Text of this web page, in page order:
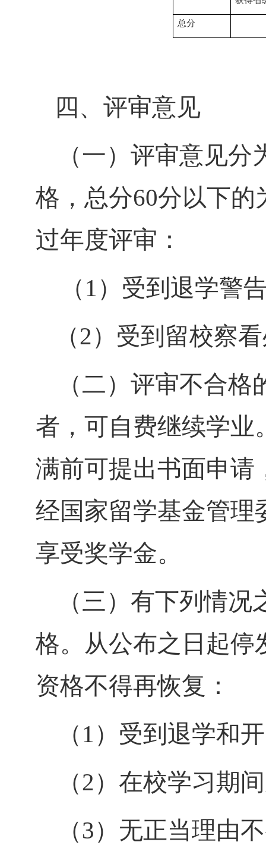
总分
四、评审意见
（一）评审意见
格，总分60分以下的
过年度评审：
（ 1 ） 受到退学警
（2）受到留校察
（二）评审不合
者，可自费继续学业
满前可提出书面申请
经国家留学基金管理
享受奖学金。
（三）有下列情
格。从公布之日起停
资格不得再恢复：
（ 1 ）受到退学和
（2）在校学习期
（3） 无正当理由